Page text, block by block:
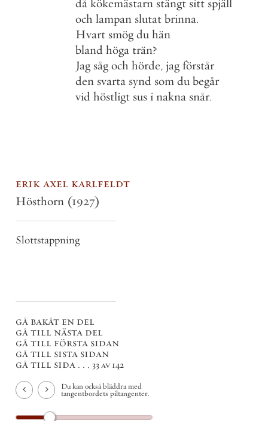
då kökemästarn stängt sitt spjäll
och lampan slutat brinna.
Hvart smög du hän
bland höga trän?
Jag såg och hörde, jag förstår
den svarta synd som du begår
vid höstligt sus i nakna snår.
erik axel karlfeldt
Hösthorn (1927)
Slottstappning
gå bakåt en del
gå till nästa del
gå till första sidan
gå till sista sidan
gå till sida . . . 33 av 142
Du kan också bläddra med
tangentbordets piltangenter.